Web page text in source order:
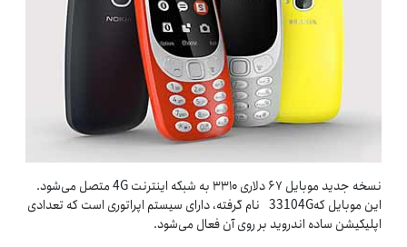
نسخه جدید موبایل ۶۷ دلاری ۳۳۱۰ به شبکه اینترنت 4G متصل می‌شود.
این موبایل که33104G نام گرفته، دارای سیستم اپراتوری است که تعدادی
اپلیکیشن ساده اندروید بر روی آن فعال می‌شود.